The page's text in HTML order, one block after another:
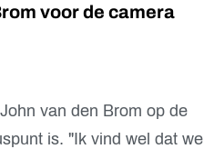
voor de camera
van den Brom op de
is. "Ik vind wel dat we